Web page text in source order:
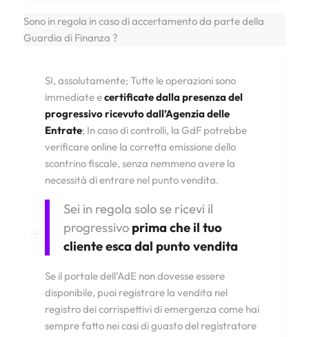
Sono in regola in caso di accertamento da parte della
Guardia di Finanza ?
SI, assolutamente; Tutte le operazioni sono
immediate ecertificate dalla presenza del
progressivo ricevuto dall’Agenzia delle
Entrate; In caso di controlli, la GdF potrebbe
verificare online la corretta emissione dello
scontrino fiscale, senza nemmeno avere la
necessità di entrare nel punto vendita.
Sei in regola solo se ricevi il
progressivo prima che il tuo
cliente esca dal punto vendita
Se il portale dell’AdE non dovesse essere
disponibile, puoi registrare la vendita nel
registro dei corrispettivi di emergenza come hai
sempre fatto nei casi di guasto del registratore